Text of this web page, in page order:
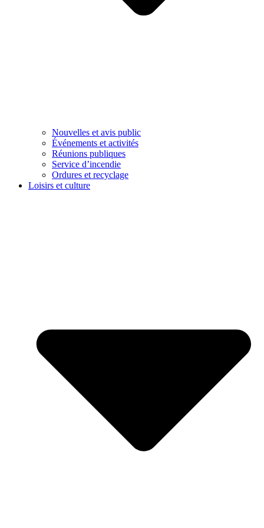
Nouvelles et avis public
Événements et activités
Réunions publiques
Service d’incendie
Ordures et recyclage
Loisirs et culture